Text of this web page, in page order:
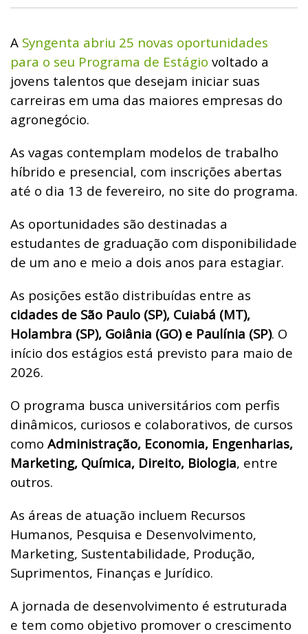
A Syngenta abriu 25 novas oportunidades
para o seu Programa de Estágio voltado a
jovens talentos que desejam iniciar suas
carreiras em uma das maiores empresas do
agronegócio.
As vagas contemplam modelos de trabalho
híbrido e presencial, com inscrições abertas
até o dia 13 de fevereiro, no site do programa.
As oportunidades são destinadas a
estudantes de graduação com disponibilidade
de um ano e meio a dois anos para estagiar.
As posições estão distribuídas entre as
cidades de São Paulo (SP), Cuiabá (MT),
Holambra (SP), Goiânia (GO) e Paulínia (SP). O
início dos estágios está previsto para maio de
2026.
O programa busca universitários com perfis
dinâmicos, curiosos e colaborativos, de cursos
como Administração, Economia, Engenharias,
Marketing, Química, Direito, Biologia, entre
outros.
As áreas de atuação incluem Recursos
Humanos, Pesquisa e Desenvolvimento,
Marketing, Sustentabilidade, Produção,
Suprimentos, Finanças e Jurídico.
A jornada de desenvolvimento é estruturada
e tem como objetivo promover o crescimento